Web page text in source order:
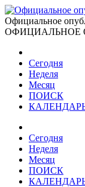
Официальное
ОФИЦИАЛЬНОЕ
Сегодня
Неделя
Месяц
ПОИСК
Сегодня
Неделя
Месяц
ПОИСК